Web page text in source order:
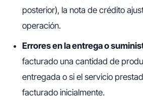
posterior), la nota de crédito
operación.
Errores en la entrega o
facturado una cantidad de
entregada o si el servicio
facturado inicialmente.